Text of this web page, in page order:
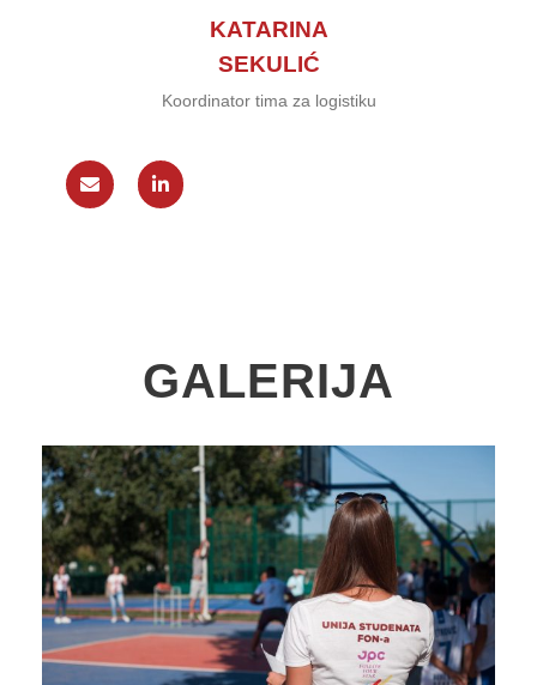
KATARINA
SEKULIĆ
Koordinator tima za logistiku
GALERIJA